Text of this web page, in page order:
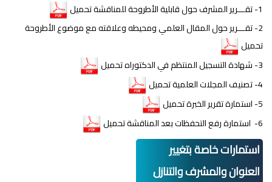
1- تقـــرير المشرف حول قابلية الأطروحة للمناقشة تحميل
2- تقـــرير حول المقال العلمي ومحيطه وعلاقته مع موضوع الأطروحة
تحميل
3- شهادة التسجيل المنتظم في الدكتوراه تحميل
4- تصنيف المجلات العلمية تحميل
5- استمارة تقرير الخبرة تحميل
6- استمارة رفع التحفظات بعد المناقشة تحميل
استمارات خاصة بتغيير
العنوان والمشرف والتنازل